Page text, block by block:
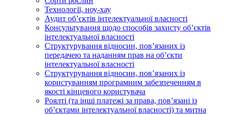
Технології, ноу-хау
Аудит об’єктів інтелектуальної власності
Консультування щодо способів захисту об’єктів
інтелектуальної власності
Структурування відносин, пов’язаних із
передачею та наданням прав на об’єкти
інтелектуальної власності
Структурування відносин, пов’язаних із
користуванням програмним забезпеченням в
якості кінцевого користувача
Роялті (та інші платежі за права, пов’язані із
об’єктами інтелектуальної власності) та митна